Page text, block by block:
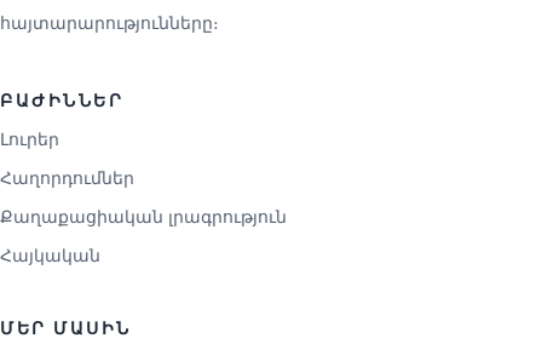
հայտարարությունները։
ԲԱԺԻՆՆԵՐ
Լուրեր
Հաղորդումներ
Քաղաքացիական լրագրություն
Հայկական
ՄԵՐ ՄԱՍԻՆ